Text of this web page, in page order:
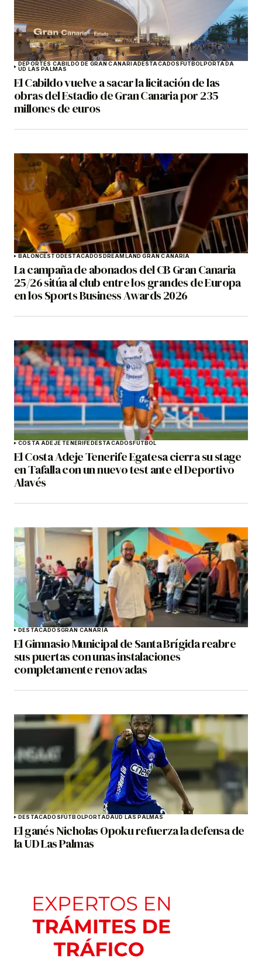
DEPORTES CABILDO DE GRAN CANARIADESTACADOS FÚTBOL PORTADA
UD LAS PALMAS
El Cabildo vuelve a sacar la licitación de las
obras del Estadio de Gran Canaria por 235
millones de euros
BALONCESTO DESTACADOS DREAMLAND GRAN CANARIA
La campaña de abonados del CB Gran Canaria
25/26 sitúa al club entre los grandes de Europa
en los Sports Business Awards 2026
COSTA ADEJE TENERIFE DESTACADOS FÚTBOL
El Costa Adeje Tenerife Egatesa cierra su stage
en Tafalla con un nuevo test ante el Deportivo
Alavés
DESTACADOSGRAN CANARIA
El Gimnasio Municipal de Santa Brígida reabre
sus puertas con unas instalaciones
completamente renovadas
DESTACADOS FÚTBOLPORTADAUD LAS PALMAS
El ganés Nicholas Opoku refuerza la defensa de
la UD Las Palmas